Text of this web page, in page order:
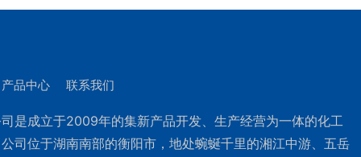
产品中心 联系我们
是成立于2009年的集新产品开发、生产经营为一体的化工
司位于湖南南部的衡阳市，地处蜿蜒千里的湘江中游、五岳